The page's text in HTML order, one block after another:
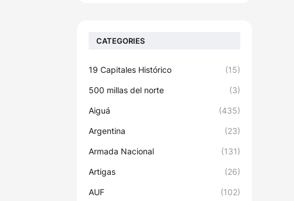
CATEGORIES
19 Capitales Histórico (15)
500 millas del norte (3)
Aiguá (435)
Argentina (23)
Armada Nacional (131)
Artigas (26)
AUF (102)